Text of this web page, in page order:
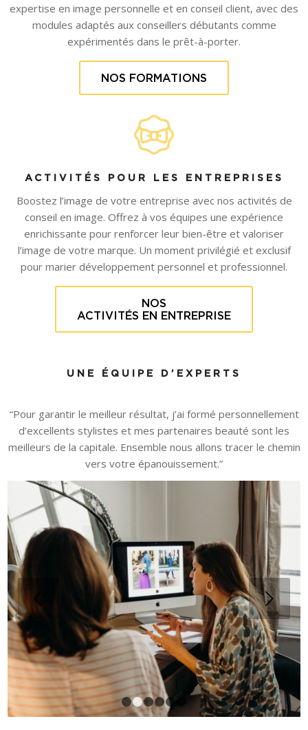
expertise en image personnelle et en conseil client, avec des
modules adaptés aux conseillers débutants comme
expérimentés dans le prêt-à-porter.
NOS FORMATIONS
ACTIVITÉS POUR LES ENTREPRISES
Boostez l’image de votre entreprise avec nos activités de
conseil en image. Offrez à vos équipes une expérience
enrichissante pour renforcer leur bien-être et valoriser
l’image de votre marque. Un moment privilégié et exclusif
pour marier développement personnel et professionnel.
NOS
ACTIVITÉS EN ENTREPRISE
UNE ÉQUIPE D’ EXPERTS
“Pour garantir le meilleur résultat, j’ai formé personnellement
d’excellents stylistes et mes partenaires beauté sont les
meilleurs de la capitale. Ensemble nous allons tracer le chemin
vers votre épanouissement.”
Suivant
1 2 3 4 5 6